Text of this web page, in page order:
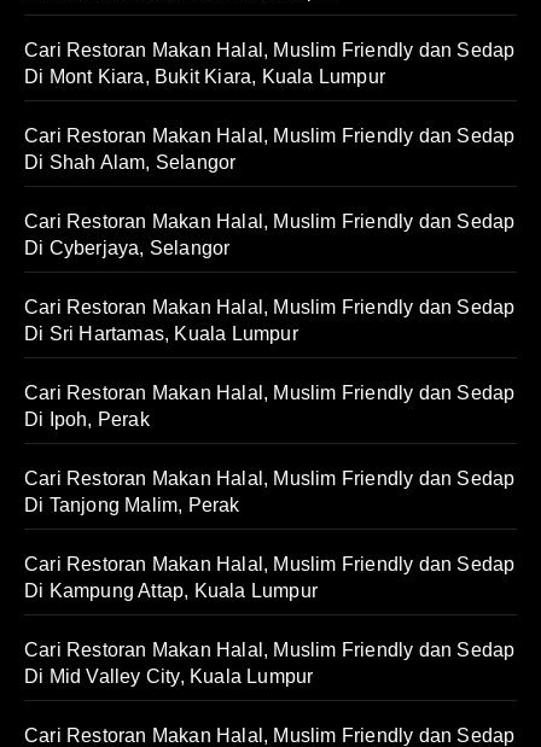
Cari Restoran Makan Halal, Muslim Friendly dan Sedap
Di Mont Kiara, Bukit Kiara, Kuala Lumpur
Cari Restoran Makan Halal, Muslim Friendly dan Sedap
Di Shah Alam, Selangor
Cari Restoran Makan Halal, Muslim Friendly dan Sedap
Di Cyberjaya, Selangor
Cari Restoran Makan Halal, Muslim Friendly dan Sedap
Di Sri Hartamas, Kuala Lumpur
Cari Restoran Makan Halal, Muslim Friendly dan Sedap
Di Ipoh, Perak
Cari Restoran Makan Halal, Muslim Friendly dan Sedap
Di Tanjong Malim, Perak
Cari Restoran Makan Halal, Muslim Friendly dan Sedap
Di Kampung Attap, Kuala Lumpur
Cari Restoran Makan Halal, Muslim Friendly dan Sedap
Di Mid Valley City, Kuala Lumpur
Cari Restoran Makan Halal, Muslim Friendly dan Sedap